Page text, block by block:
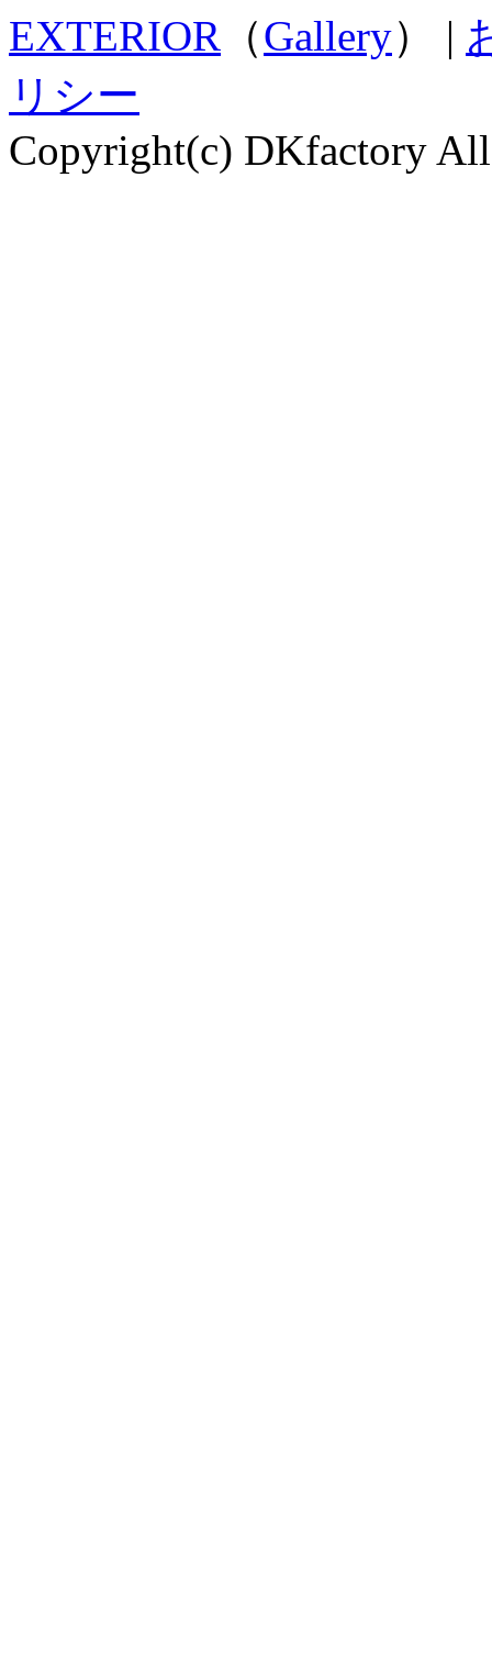
EXTERIOR （Gallery） |
リシー
Copyright(c) DKfactory All